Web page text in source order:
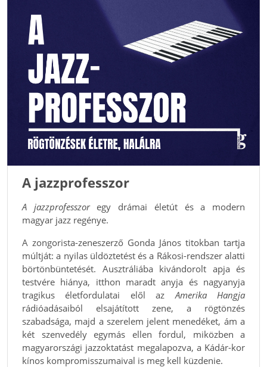
A jazzprofesszor
A jazzprofesszor egy drámai életút és a modern
magyar jazz regénye.
A zongorista-zeneszerző Gonda János titokban tartja
múltját: a nyilas üldöztetést és a Rákosi-rendszer alatti
börtönbüntetését. Ausztráliába kivándorolt apja és
testvére hiánya, itthon maradt anyja és nagyanyja
tragikus életfordulatai elől az Amerika Hangja
rádióadásaiból elsajátított zene, a rögtönzés
szabadsága, majd a szerelem jelent menedéket, ám a
két szenvedély egymás ellen fordul, miközben a
magyarországi jazzoktatást megalapozva, a Kádár-kor
kínos kompromisszumaival is meg kell küzdenie.